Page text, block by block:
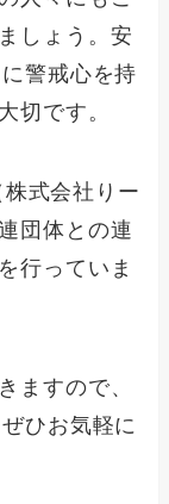
しょう。安
警戒心を持
切です。
式会社りー
団体との連
行っていま
ますので、
ひお気軽に